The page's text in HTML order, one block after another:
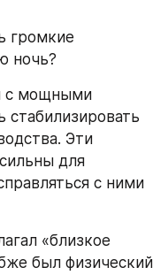
громкие
ночь?
с мощными
стабилизировать
Эти
для
с ними
«близкое
был физический